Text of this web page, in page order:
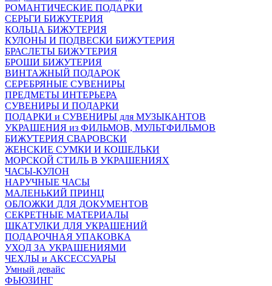
РОМАНТИЧЕСКИЕ ПОДАРКИ
СЕРЬГИ БИЖУТЕРИЯ
КОЛЬЦА БИЖУТЕРИЯ
КУЛОНЫ И ПОДВЕСКИ БИЖУТЕРИЯ
БРАСЛЕТЫ БИЖУТЕРИЯ
БРОШИ БИЖУТЕРИЯ
ВИНТАЖНЫЙ ПОДАРОК
СЕРЕБРЯНЫЕ СУВЕНИРЫ
ПРЕДМЕТЫ ИНТЕРЬЕРА
СУВЕНИРЫ И ПОДАРКИ
ПОДАРКИ и СУВЕНИРЫ для МУЗЫКАНТОВ
УКРАШЕНИЯ из ФИЛЬМОВ, МУЛЬТФИЛЬМОВ
БИЖУТЕРИЯ СВАРОВСКИ
ЖЕНСКИЕ СУМКИ И КОШЕЛЬКИ
МОРСКОЙ СТИЛЬ В УКРАШЕНИЯХ
ЧАСЫ-КУЛОН
НАРУЧНЫЕ ЧАСЫ
МАЛЕНЬКИЙ ПРИНЦ
ОБЛОЖКИ ДЛЯ ДОКУМЕНТОВ
СЕКРЕТНЫЕ МАТЕРИАЛЫ
ШКАТУЛКИ ДЛЯ УКРАШЕНИЙ
ПОДАРОЧНАЯ УПАКОВКА
УХОД ЗА УКРАШЕНИЯМИ
ЧEХЛЫ и АКСЕССУАРЫ
Умный девайс
ФЬЮЗИНГ